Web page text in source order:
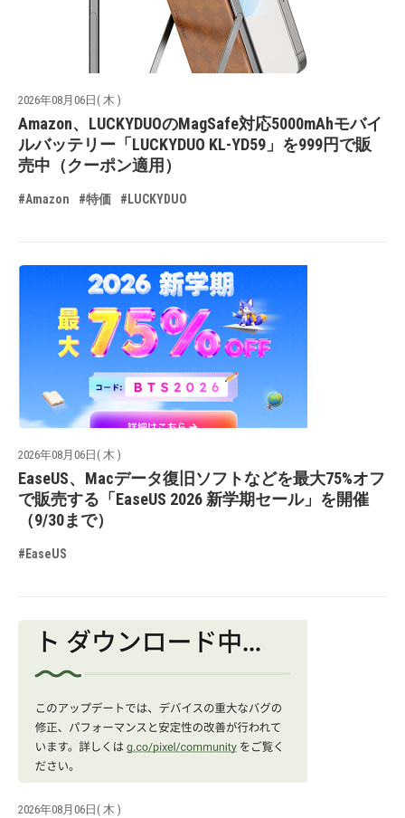
2026年08月06日( 木 )
Amazon、LUCKYDUOのMagSafe対応5000mAhモバイ
ルバッテリー「LUCKYDUO KL-YD59」を999円で販
売中（クーポン適用）
#Amazon #特価 #LUCKYDUO
2026年08月06日( 木 )
EaseUS、Macデータ復旧ソフトなどを最大75%オフ
で販売する「EaseUS 2026 新学期セール」を開催
（9/30まで）
#EaseUS
2026年08月06日( 木 )